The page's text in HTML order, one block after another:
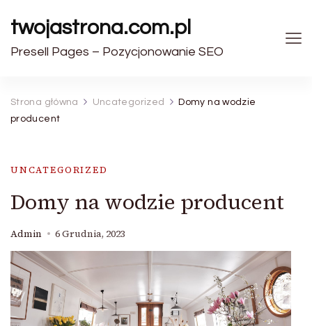
twojastrona.com.pl
Presell Pages – Pozycjonowanie SEO
Strona główna Uncategorized
Domy na wodzie
producent
UNCATEGORIZED
Domy na wodzie producent
Admin 6 Grudnia, 2023